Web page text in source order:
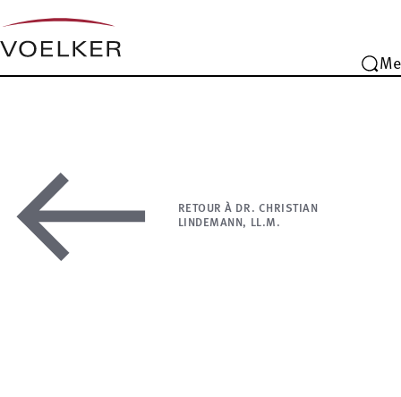
RETOUR À DR. CHRISTIAN
LINDEMANN, LL.M.